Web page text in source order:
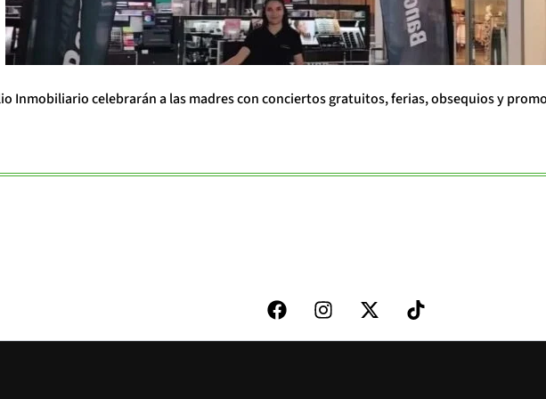
Inmobiliario celebrarán a las madres con conciertos gratuitos, ferias, obsequios y